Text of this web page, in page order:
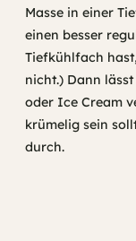
Masse in einer
einen besser
Tiefkühlfach
nicht.) Dann
oder Ice Cream
krümelig sein
durch.